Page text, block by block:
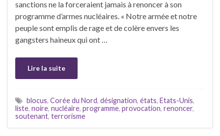
sanctions ne la forceraient jamais à renoncer à son
programme d’armes nucléaires. « Notre armée et notre
peuple sont emplis de rage et de colère envers les
gangsters haineux qui ont …
Lire la suite
blocus, Corée du Nord, désignation, états, Etats-Unis,
liste, noire, nucléaire, programme, provocation, renoncer,
soutenant, terrorisme